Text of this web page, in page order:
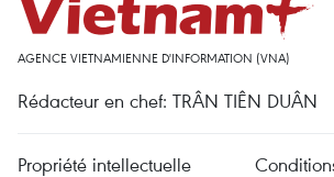
AGENCE VIETNAMIENNE D'INFORMATION (VNA)
Rédacteur en chef: TRÂN TIÊN DUÂN
Propriété intellectuelle